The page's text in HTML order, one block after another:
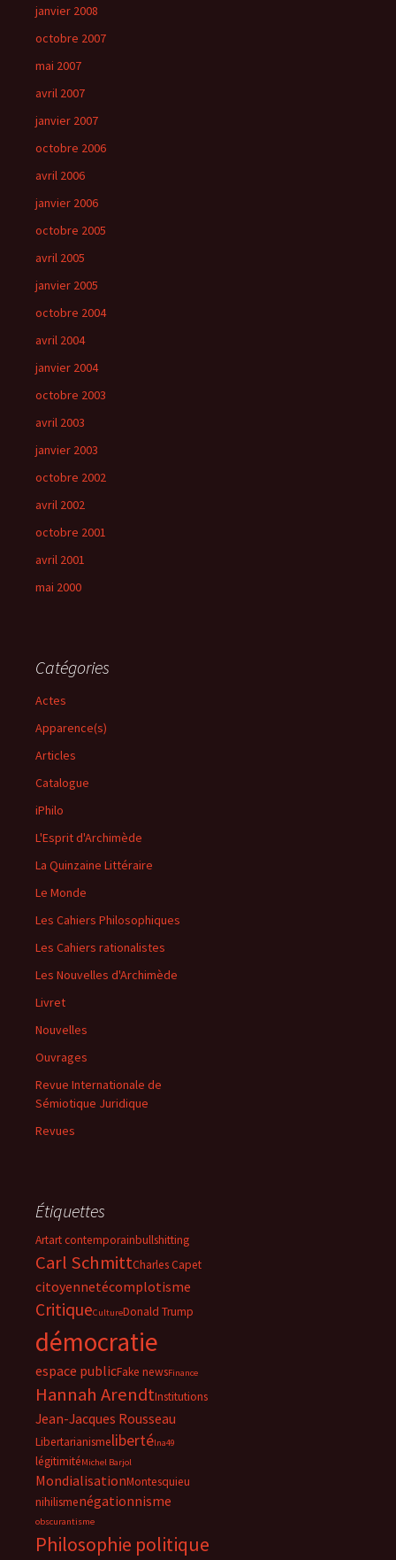
janvier 2008
octobre 2007
mai 2007
avril 2007
janvier 2007
octobre 2006
avril 2006
janvier 2006
octobre 2005
avril 2005
janvier 2005
octobre 2004
avril 2004
janvier 2004
octobre 2003
avril 2003
janvier 2003
octobre 2002
avril 2002
octobre 2001
avril 2001
mai 2000
Catégories
Actes
Apparence(s)
Articles
Catalogue
iPhilo
L'Esprit d'Archimède
La Quinzaine Littéraire
Le Monde
Les Cahiers Philosophiques
Les Cahiers rationalistes
Les Nouvelles d'Archimède
Livret
Nouvelles
Ouvrages
Revue Internationale de
Sémiotique Juridique
Revues
Étiquettes
Artart contemporainbullshitting
Carl SchmittCharles Capet
citoyennetécomplotisme
CritiqueCultureDonald Trump
démocratie
espace publicFake newsFinance
Hannah ArendtInstitutions
Jean-Jacques Rousseau
Libertarianismelibertélna49
légitimitéMichel Barjol
MondialisationMontesquieu
nihilismenégationnisme
obscurantisme
Philosophie politique